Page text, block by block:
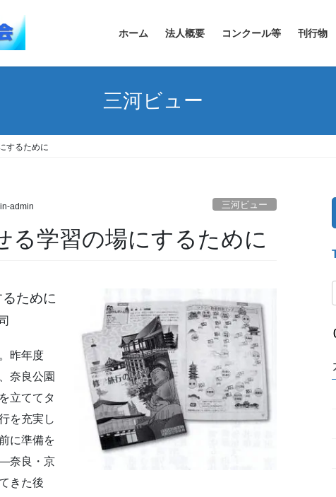
ホーム 法人概要 コンクール等 刊行物
三河ビュー
するために
admin 三河ビュー
る学習の場にするために
ために
昨年度
奈良公園
立ててタ
を充実し
に準備を
―奈良・京
きた後